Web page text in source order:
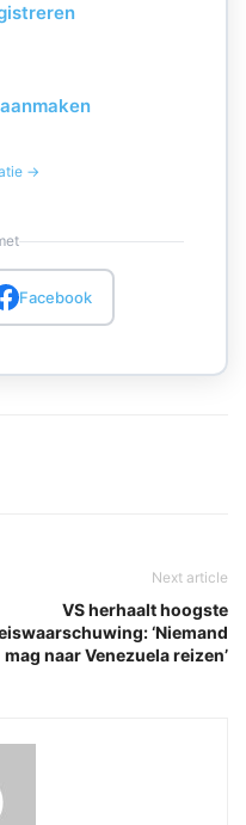
→
Facebook
Next article
VS herhaalt hoogste
‘Niemand
mag naar Venezuela reizen’